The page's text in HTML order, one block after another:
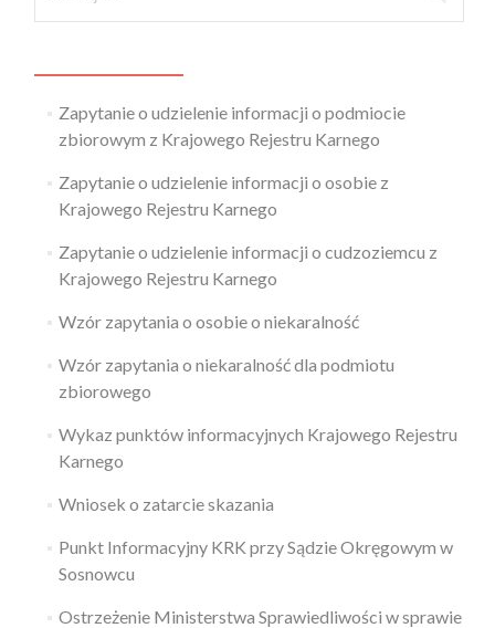
Zapytanie o udzielenie informacji o podmiocie
zbiorowym z Krajowego Rejestru Karnego
Zapytanie o udzielenie informacji o osobie z
Krajowego Rejestru Karnego
Zapytanie o udzielenie informacji o cudzoziemcu z
Krajowego Rejestru Karnego
Wzór zapytania o osobie o niekaralność
Wzór zapytania o niekaralność dla podmiotu
zbiorowego
Wykaz punktów informacyjnych Krajowego Rejestru
Karnego
Wniosek o zatarcie skazania
Punkt Informacyjny KRK przy Sądzie Okręgowym w
Sosnowcu
Ostrzeżenie Ministerstwa Sprawiedliwości w sprawie